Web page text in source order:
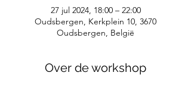
27 jul 2024, 18:00 – 22:00
Oudsbergen, Kerkplein 10, 3670
Oudsbergen, België
Over de workshop